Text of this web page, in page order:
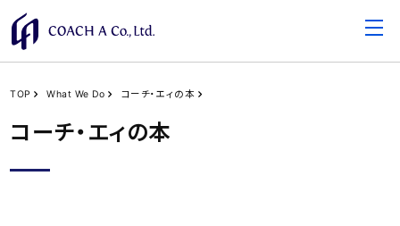
TOP What We Do コーチ・エィの本
コーチ・エィの本